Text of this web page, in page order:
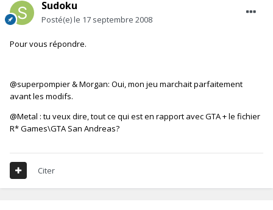
Sudoku
Posté(e)le 17 septembre 2008
Pour vous répondre.
@superpompier & Morgan: Oui, mon jeu marchait parfaitement
avant les modifs.
@Metal : tu veux dire, tout ce qui est en rapport avec GTA + le fichier
R* Games\GTA San Andreas?
Citer